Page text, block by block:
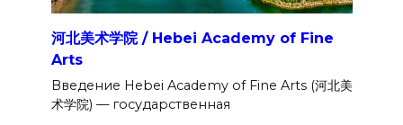
河北美术学院 / Hebei Academy of Fine
Arts
Введение Hebei Academy of Fine Arts (河北美
术学院) — государственная